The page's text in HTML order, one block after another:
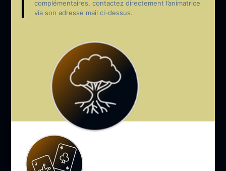
complémentaires, contactez directement l’animatrice
via son adresse mail ci-dessus.